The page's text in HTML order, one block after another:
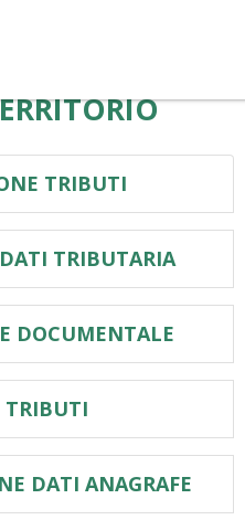
TRIBUTI
TRIBUTARIA
DOCUMENTALE
TRIBUTI
DATI ANAGRAFE